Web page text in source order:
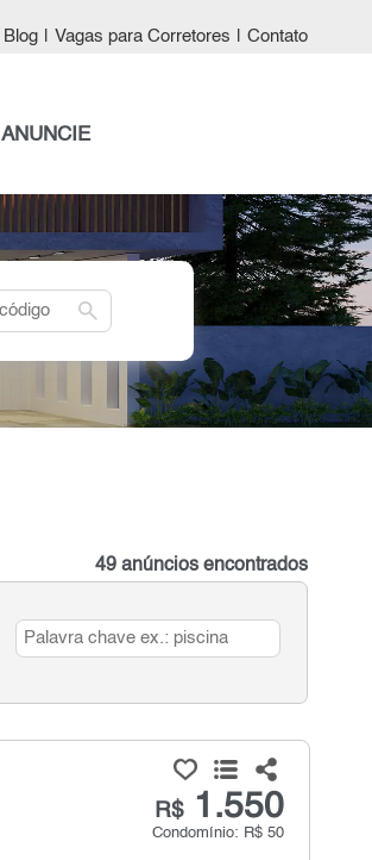
Blog Vagas para Corretores Contato
ANUNCIE
search
49 anúncios encontrados
R$1.550
Condomínio: R$ 50